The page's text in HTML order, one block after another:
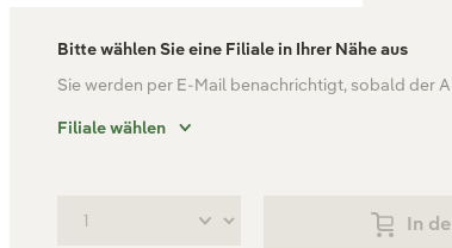
Bitte wählen Sie eine Filiale in Ihrer Nähe aus
Sie werden per E-Mail benachrichtigt, sobald der
Filiale wählen
In